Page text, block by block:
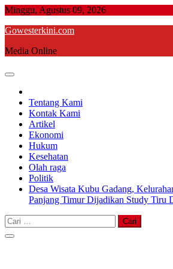
Skip
content
Minggu, Agustus 09, 2026
Gowesterkini.com
Media Online
Tentang Kami
Kontak Kami
Artikel
Ekonomi
Hukum
Kesehatan
Olah raga
Politik
Desa Wisata Kubu Gadang,
Panjang Timur Dijadikan Study Tiru
Cari
untuk: